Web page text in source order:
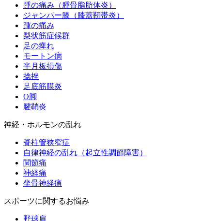
踵の痛み（腫骨脂肪体炎）
ジャンパー膝（膝蓋靭帯炎）
踵の痛み
梨状筋症候群
足の痺れ
モートン病
半月板損傷
捻挫
足底筋膜炎
O脚
腱鞘炎
神経・ホルモンの乱れ
脊柱管狭窄症
自律神経の乱れ（起立性調節障害）
関節痛
神経痛
坐骨神経痛
スポーツに関するお悩み
野球肩